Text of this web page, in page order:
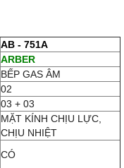
AB - 751A
ARBER
BẾP GAS ÂM
02
03 + 03
MẶT KÍNH CHỊU LỰC,
CHỊU NHIỆT
CÓ